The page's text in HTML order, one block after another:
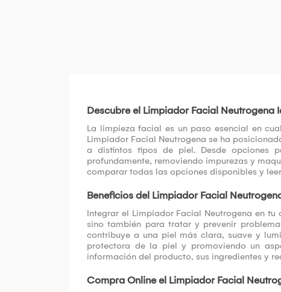
Descubre el Limpiador Facial Neutrogena
La limpieza facial es un paso esencial en
Limpiador Facial Neutrogena se ha
a distintos tipos de piel. Desde opciones
profundamente, removiendo impurezas y
comparar todas las opciones disponibles y
Beneficios del Limpiador Facial
Integrar el Limpiador Facial Neutrogena en
sino también para tratar y prevenir
contribuye a una piel más clara, suave y
protectora de la piel y promoviendo un
información del producto, sus ingredientes y
Compra Online el Limpiador Facial